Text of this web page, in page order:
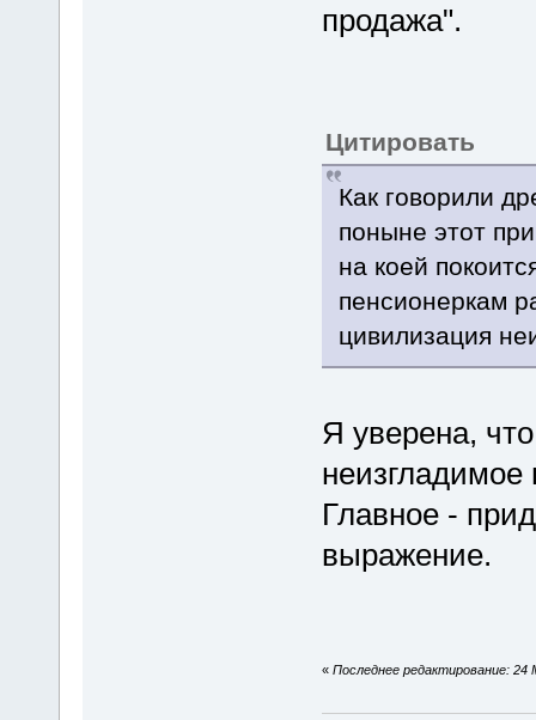
продажа".
Цитировать
Как говорили
поныне этот
на коей
пенсионеркам
цивилизация
Я уверена,
неизгладимое
Главное -
выражение.
« Последнее редактирование: